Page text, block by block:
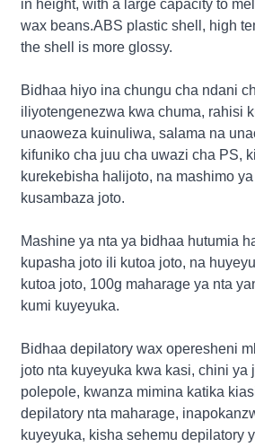
in height, with a large capacity to
wax beans.ABS plastic shell, high
the shell is more glossy.
Bidhaa hiyo ina chungu cha ndani
iliyotengenezwa kwa chuma, rahisi
unaoweza kuinuliwa, salama na
kifuniko cha juu cha uwazi cha PS,
kurekebisha halijoto, na mashimo
kusambaza joto.
Mashine ya nta ya bidhaa hutumia
kupasha joto ili kutoa joto, na
kutoa joto, 100g maharage ya nta
kumi kuyeyuka.
Bidhaa depilatory wax operesheni
joto nta kuyeyuka kwa kasi, chini ya
polepole, kwanza mimina katika
depilatory nta maharage,
kuyeyuka, kisha sehemu depilatory